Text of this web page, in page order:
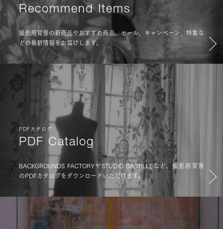
Recommend Items
撮影用背景の新商品やおすすめ商品、セール、キャンペーン、特集な
どの最新情報をお届けします。
PDFカタログ
PDF Catalog
BACKGROUNDS FACTORYやSTUDIO BASTILLEなど、撮影用背景
のPDFカタログをダウンロードいただけます。